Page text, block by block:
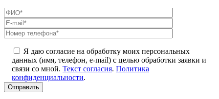
Я даю согласие на обработку моих персональных
данных (имя, телефон, e-mail) с целью обработки заявки и
связи со мной. Текст согласия. Политика
конфиденциальности.